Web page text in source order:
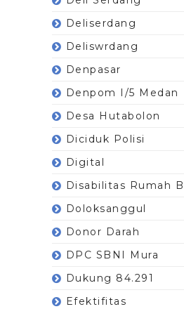
Deliserdang
Deliswrdang
Denpasar
Denpom I/5 Medan
Desa Hutabolon
Diciduk Polisi
Digital
Disabilitas Rumah
Doloksanggul
Donor Darah
DPC SBNI Mura
Dukung 84.291
Efektifitas